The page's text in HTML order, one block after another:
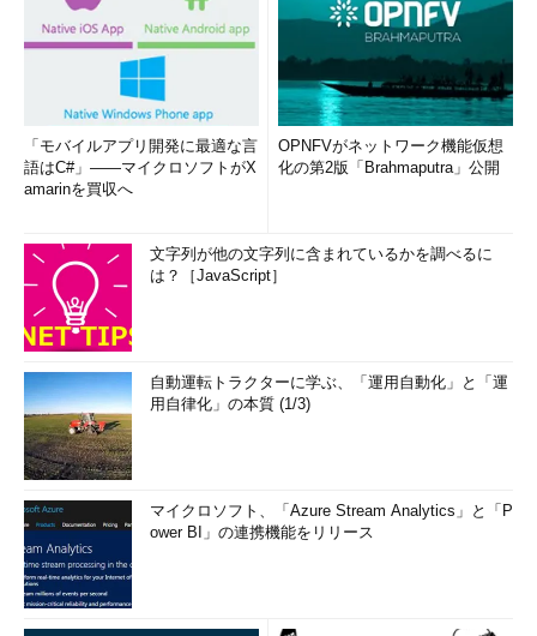
「モバイルアプリ開発に最適な言
語はC#」――マイクロソフトがX
amarinを買収へ
OPNFVがネットワーク機能仮想
化の第2版「Brahmaputra」公開
文字列が他の文字列に含まれているかを調べるに
は？［JavaScript］
自動運転トラクターに学ぶ、「運用自動化」と「運
用自律化」の本質 (1/3)
マイクロソフト、「Azure Stream Analytics」と「P
ower BI」の連携機能をリリース